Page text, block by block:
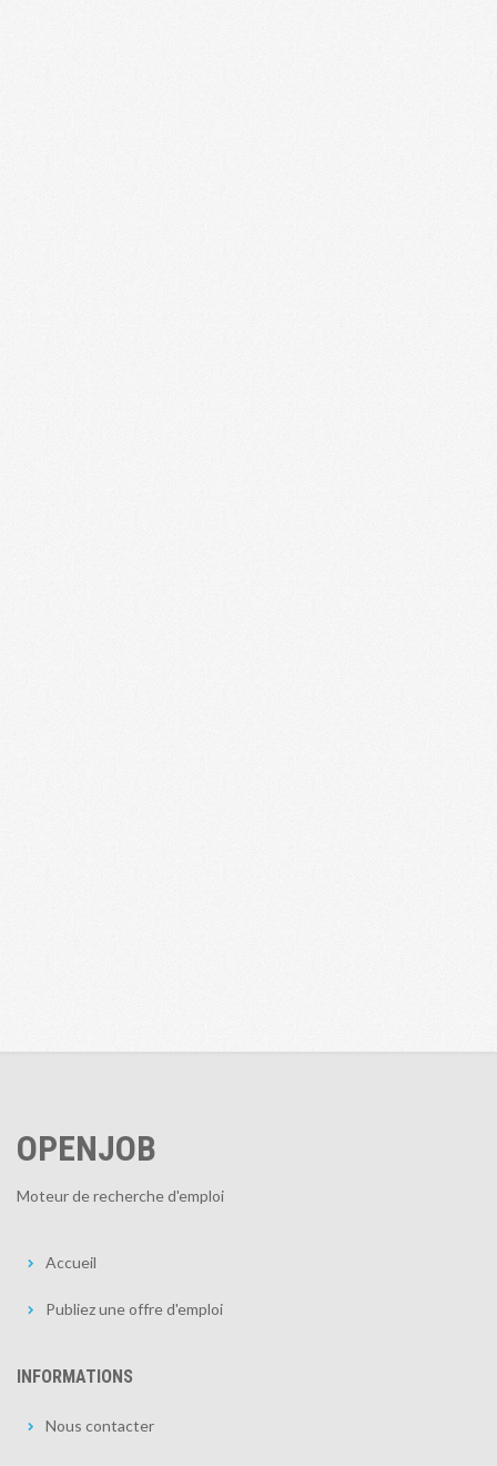
OPENJOB
Moteur de recherche d'emploi
Accueil
Publiez une offre d'emploi
INFORMATIONS
Nous contacter